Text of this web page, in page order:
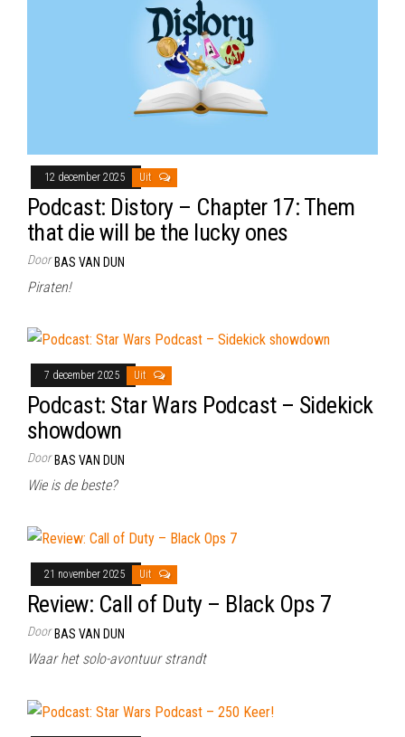
12 december 2025 Uit
Podcast: Distory – Chapter 17: Them
that die will be the lucky ones
Door BAS VAN DUN
Piraten!
7 december 2025 Uit
Podcast: Star Wars Podcast – Sidekick
showdown
Door BAS VAN DUN
Wie is de beste?
21 november 2025 Uit
Review: Call of Duty – Black Ops 7
Door BAS VAN DUN
Waar het solo-avontuur strandt